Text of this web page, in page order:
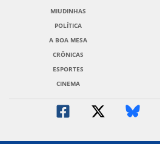
MIUDINHAS
POLÍTICA
A BOA MESA
CRÔNICAS
ESPORTES
CINEMA